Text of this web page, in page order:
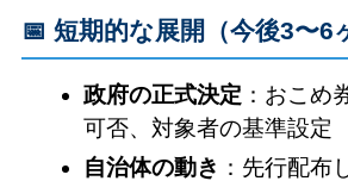
📅 短期的な展開（今後3〜6
政府の正式決定 ：おこめ
可否、対象者の基準設定
自治体の動き ：先行配布